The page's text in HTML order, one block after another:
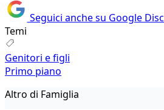
Seguici anche su Google
Temi
Genitori e figli
Primo piano
Altro di Famiglia